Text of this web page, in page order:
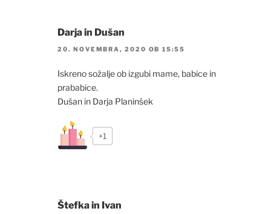
Darja in Dušan
20. NOVEMBRA, 2020 OB 15:55
Iskreno sožalje ob izgubi mame, babice in
prababice.
Dušan in Darja Planinšek
+1
Štefka in Ivan